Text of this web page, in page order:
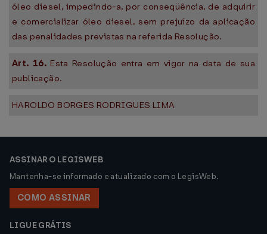
óleo diesel, impedindo-a, por conseqüência, de adquirir
e comercializar óleo diesel, sem prejuízo da aplicação
das penalidades previstas na referida Resolução.
Art. 16. Esta Resolução entra em vigor na data de sua
publicação.
HAROLDO BORGES RODRIGUES LIMA
ASSINAR O LEGISWEB
Mantenha-se informado e atualizado com o LegisWeb.
COMO ASSINAR
LIGUE GRÁTIS